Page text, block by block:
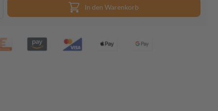
In den Warenkorb